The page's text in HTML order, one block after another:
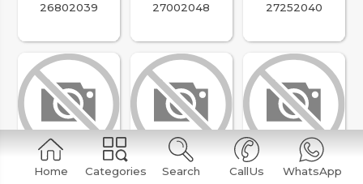
Home Categories Search CallUs WhatsApp
26802039
27002048
27252040
240Ah Yiğit
105Ah Yiğit Hibrid
105Ah Yiğit Hibrid